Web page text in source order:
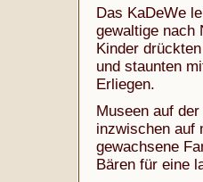
Das KaDeWe
gewaltige nach
Kinder
und staunten
Erliegen.
Museen auf
inzwischen auf
gewachsene
Bären für eine